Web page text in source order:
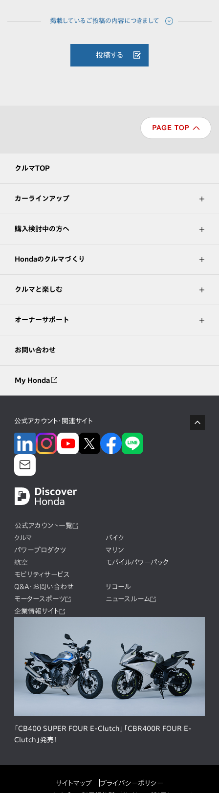
投稿する
クルマTOP
カーラインアップ
購入検討中の方へ
Hondaのクルマづくり
クルマと楽しむ
オーナーサポート
お問い合わせ
My Honda
公式アカウント・関連サイト
公式アカウント一覧
クルマ
バイク
パワープロダクツ
マリン
航空
モバイルパワーパック
モビリティサービス
Q&A・お問い合わせ
リコール
モータースポーツ
ニュースルーム
企業情報サイト
「CB400 SUPER FOUR E-Clutch」「CBR400R FOUR E-
Clutch」発売！
サイトマップ
プライバシーポリシー